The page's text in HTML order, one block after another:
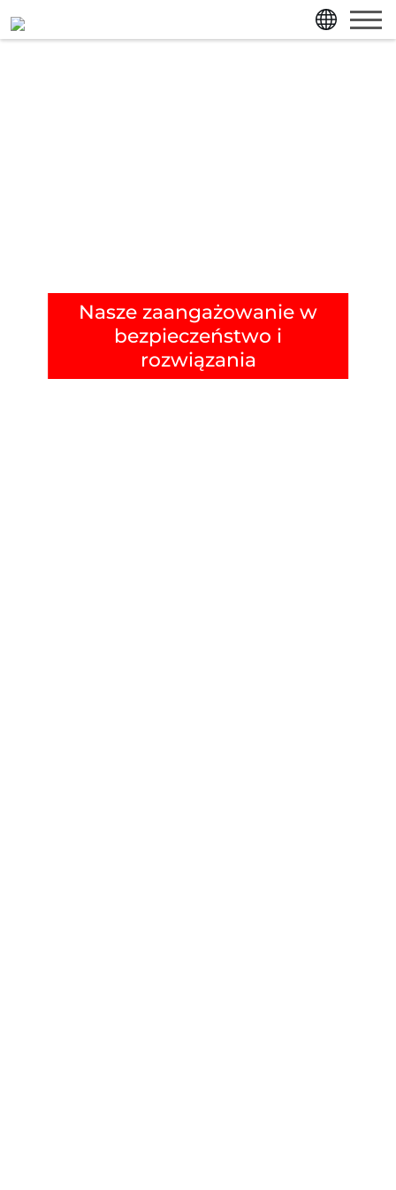
bezpośrednio do treści strony
bezpośrednio do menu głównego
Nasze zaangażowanie w
bezpieczeństwo i
rozwiązania